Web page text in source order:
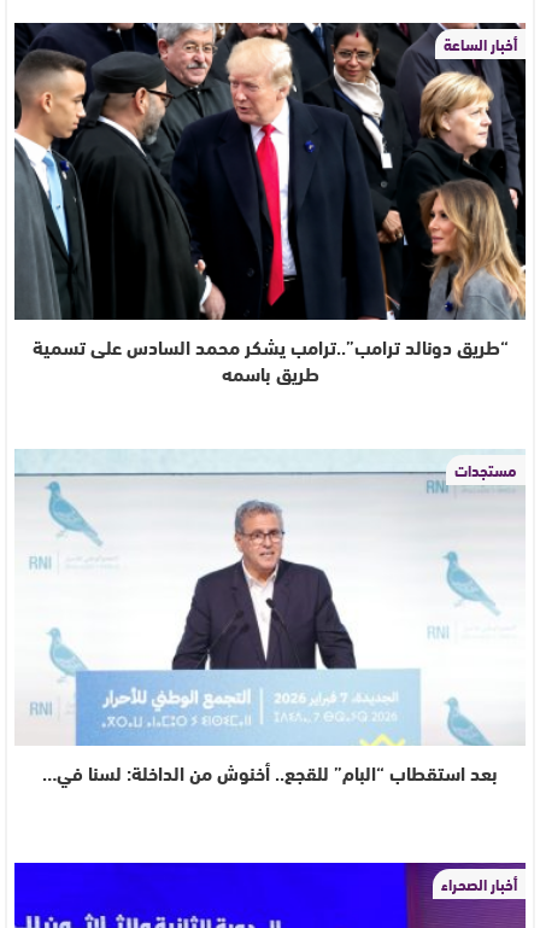
أخبار الساعة
“طريق دونالد ترامب”..ترامب يشكر محمد السادس على تسمية
طريق باسمه
مستجدات
بعد استقطاب “البام” للقجع.. أخنوش من الداخلة: لسنا في…
أخبار الصحراء